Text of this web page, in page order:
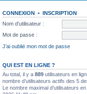
CONNEXION • INSCRIPTION
Nom d’utilisateur :
Mot de passe :
J’ai oublié mon mot de passe
QUI EST EN LIGNE ?
Au total, il y a 889 utilisateurs en
nombre d’utilisateurs actifs des 5
Le nombre maximal d’utilisateurs